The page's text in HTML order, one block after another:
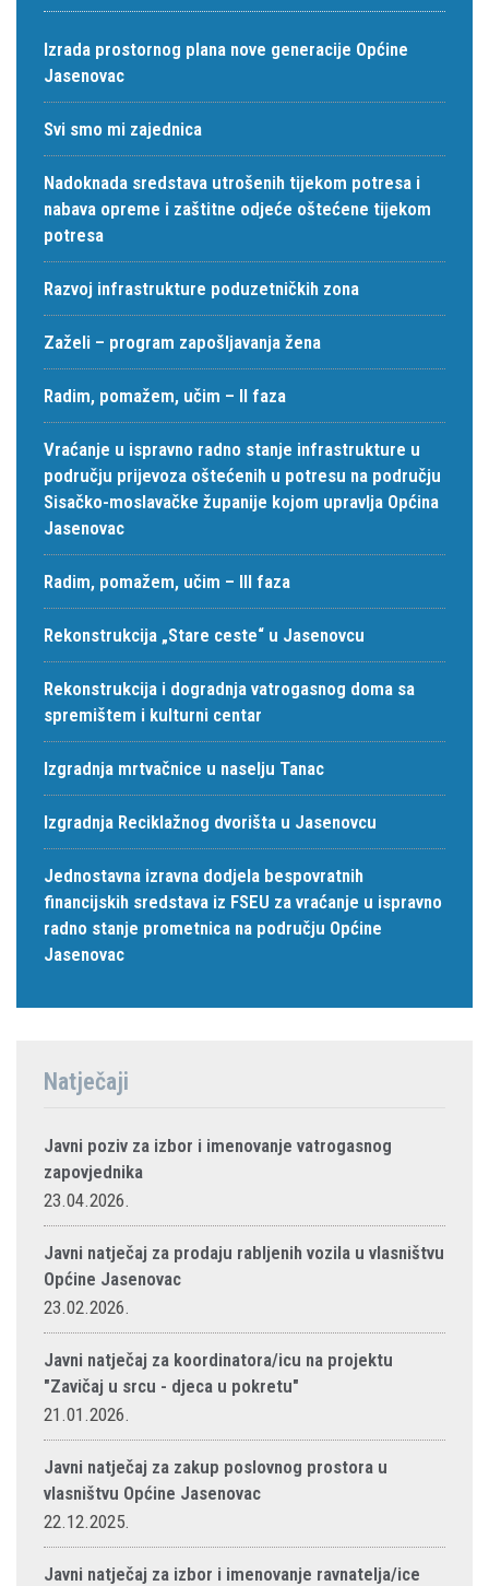
Izrada prostornog plana nove generacije Općine
Jasenovac
Svi smo mi zajednica
Nadoknada sredstava utrošenih tijekom potresa i
nabava opreme i zaštitne odjeće oštećene tijekom
potresa
Razvoj infrastrukture poduzetničkih zona
Zaželi – program zapošljavanja žena
Radim, pomažem, učim – II faza
Vraćanje u ispravno radno stanje infrastrukture u
području prijevoza oštećenih u potresu na području
Sisačko-moslavačke županije kojom upravlja Općina
Jasenovac
Radim, pomažem, učim – III faza
Rekonstrukcija „Stare ceste“ u Jasenovcu
Rekonstrukcija i dogradnja vatrogasnog doma sa
spremištem i kulturni centar
Izgradnja mrtvačnice u naselju Tanac
Izgradnja Reciklažnog dvorišta u Jasenovcu
Jednostavna izravna dodjela bespovratnih
financijskih sredstava iz FSEU za vraćanje u ispravno
radno stanje prometnica na području Općine
Jasenovac
Natječaji
Javni poziv za izbor i imenovanje vatrogasnog
zapovjednika
23.04.2026.
Javni natječaj za prodaju rabljenih vozila u vlasništvu
Općine Jasenovac
23.02.2026.
Javni natječaj za koordinatora/icu na projektu
"Zavičaj u srcu - djeca u pokretu"
21.01.2026.
Javni natječaj za zakup poslovnog prostora u
vlasništvu Općine Jasenovac
22.12.2025.
Javni natječaj za izbor i imenovanje ravnatelja/ice